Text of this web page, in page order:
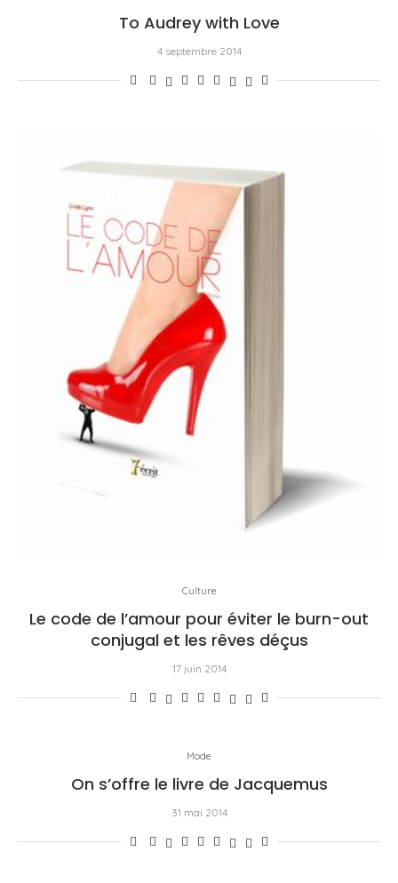
To Audrey with Love
4 septembre 2014
Culture
Le code de l’amour pour éviter le burn-out
conjugal et les rêves déçus
17 juin 2014
Mode
On s’offre le livre de Jacquemus
31 mai 2014